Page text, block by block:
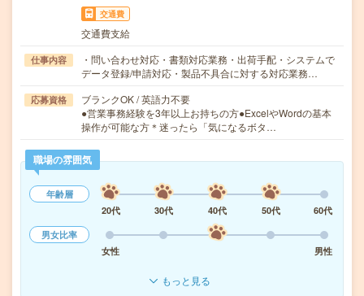
交通費
交通費支給
仕事内容
・問い合わせ対応・書類対応業務・出荷手配・システムで
データ登録/申請対応・製品不具合に対する対応業務…
応募資格
ブランクOK / 英語力不要
●営業事務経験を3年以上お持ちの方●ExcelやWordの基本
操作が可能な方＊迷ったら「気になるボタ…
職場の雰囲気
年齢層
20代
30代 40代 50代
60代
男女比率
女性
男性
もっと見る